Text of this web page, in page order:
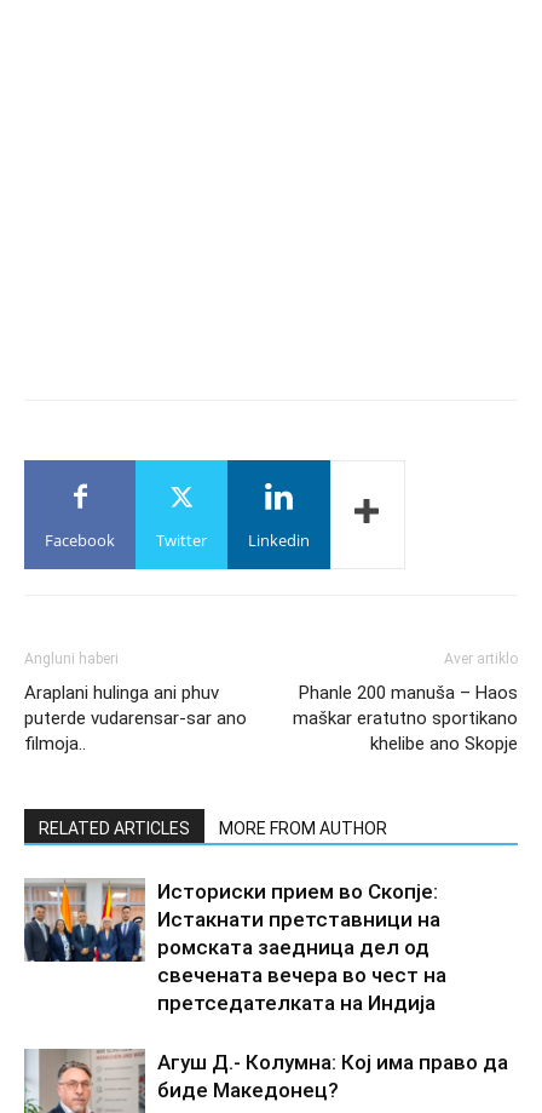
Facebook Twitter Linkedin
Angluni haberi
Araplani hulinga ani phuv
puterde vudarensar-sar ano
filmoja..
Aver artiklo
Phanle 200 manuša – Haos
maškar eratutno sportikano
khelibe ano Skopje
RELATED ARTICLES MORE FROM AUTHOR
Историски прием во Скопје:
Истакнати претставници на
ромската заедница дел од
свечената вечера во чест на
претседателката на Индија
Агуш Д.- Колумна: Кој има право да
биде Македонец?